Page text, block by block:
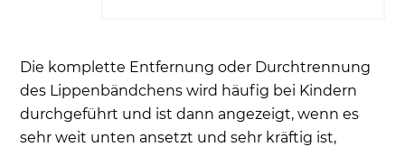
Die komplette Entfernung oder Durchtrennung
des Lippenbändchens wird häufig bei Kindern
durchgeführt und ist dann angezeigt, wenn es
sehr weit unten ansetzt und sehr kräftig ist,